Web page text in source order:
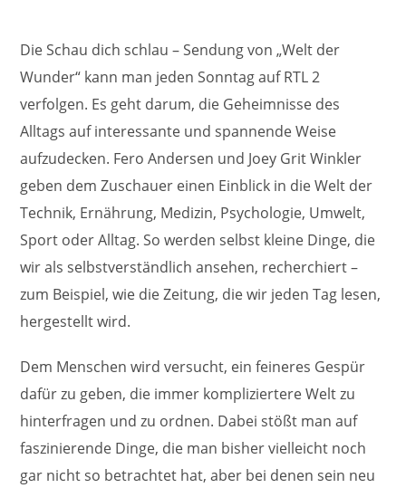
Die Schau dich schlau – Sendung von „Welt der
Wunder“ kann man jeden Sonntag auf RTL 2
verfolgen. Es geht darum, die Geheimnisse des
Alltags auf interessante und spannende Weise
aufzudecken. Fero Andersen und Joey Grit Winkler
geben dem Zuschauer einen Einblick in die Welt der
Technik, Ernährung, Medizin, Psychologie, Umwelt,
Sport oder Alltag. So werden selbst kleine Dinge, die
wir als selbstverständlich ansehen, recherchiert –
zum Beispiel, wie die Zeitung, die wir jeden Tag lesen,
hergestellt wird.
Dem Menschen wird versucht, ein feineres Gespür
dafür zu geben, die immer kompliziertere Welt zu
hinterfragen und zu ordnen. Dabei stößt man auf
faszinierende Dinge, die man bisher vielleicht noch
gar nicht so betrachtet hat, aber bei denen sein neu